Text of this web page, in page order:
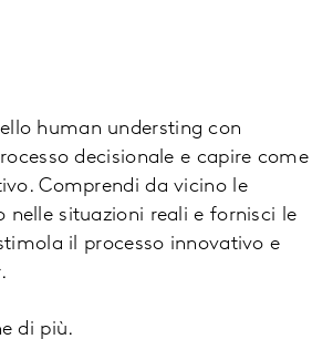
human understing con
decisionale e capire come
Comprendi da vicino le
nelle situazioni reali e fornisci le
il processo innovativo e
di più.